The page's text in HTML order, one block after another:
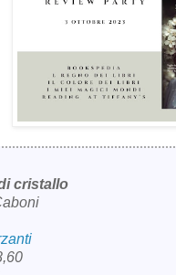
cristallo